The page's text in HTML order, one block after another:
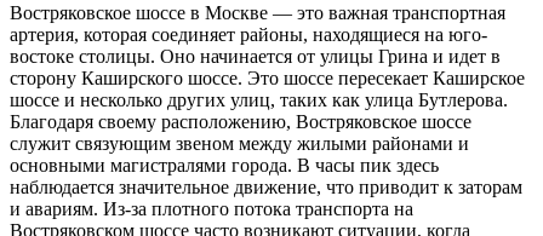
Востряковское шоссе в Москве — это важная транспортная
артерия, которая соединяет районы, находящиеся на юго-
востоке столицы. Оно начинается от улицы Грина и идет в
сторону Каширского шоссе. Это шоссе пересекает Каширское
шоссе и несколько других улиц, таких как улица Бутлерова.
Благодаря своему расположению, Востряковское шоссе
служит связующим звеном между жилыми районами и
основными магистралями города. В часы пик здесь
наблюдается значительное движение, что приводит к заторам
и авариям. Из-за плотного потока транспорта на
Востряковском шоссе часто возникают ситуации, когда